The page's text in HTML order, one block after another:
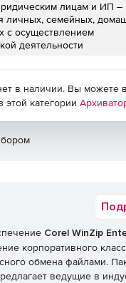
лицам и ИП –
личных, семейных,
с осуществлением
деятельности
Corel WinZip
корпоративного
обмена файлами.
ведущие в
в наличии. Вы можете
категории